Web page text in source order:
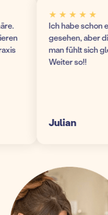
★ ★ ★ ★ ★
Ich habe schon ein
gesehen, aber die
man fühlt sich
Weiter so!!
Julian